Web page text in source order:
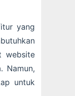
yang
website
Namun,
untuk